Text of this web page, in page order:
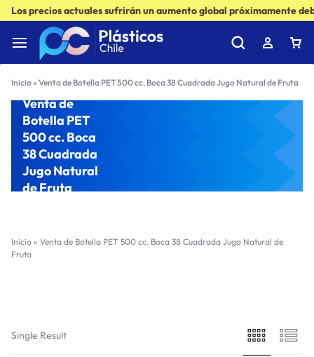
Los precios actuales sufrirán un aumento global próximamente
Inicio» Venta de Botella PET 500 cc. Boca 38 Cuadrada Jugo Natural de Fruta
Venta de
Botella PET
500 cc. Boca
38 Cuadrada
Jugo Natural
de Fruta
Inicio » Venta de Botella PET 500 cc. Boca 38 Cuadrada Jugo Natural de
Fruta
Single Result